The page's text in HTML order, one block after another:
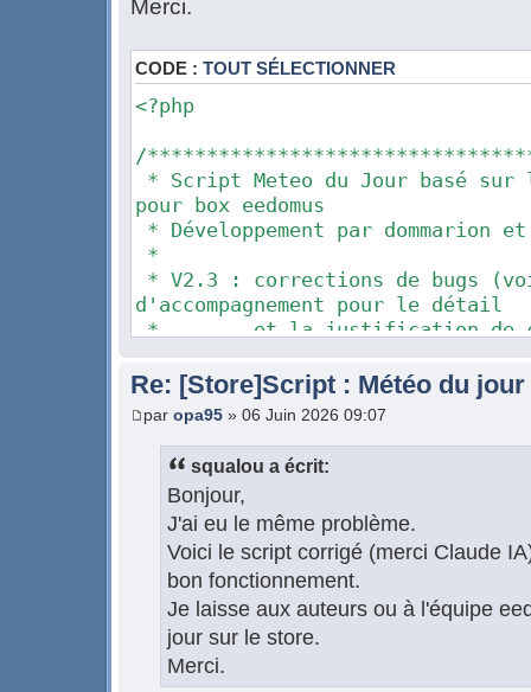
Merci.
CODE : TOUT SÉLECTIONNER
<?php
/
* Script Meteo du Jour basé sur
pour box eedomus
* Développement par dommarion
*
* V2.3 : corrections de bugs
d'accompagnement pour le détail
* et la justification de
Synthèse :
* - daily :
$is_invalid_matrice ($ manquant)
* - hourly : initialisation de
$heure_ avant la boucle
* - DJU : $old_dju
$old_data['dju']
* - mémoire : $buffername
$buffer_name
* - hourly : suppression de la
* - load/save : pas d'accès aux
quand mem=no (3 endroits)
* - sdk_formatTableauXML :
non plus le tableau global)
Re: [Store]Script : Météo du jour
par opa95 » 06 Juin 2026 09:07
squalou a écrit:
Bonjour,
J'ai eu le même problème.
Voici le script corrigé (merci Claude
bon fonctionnement.
Je laisse aux auteurs ou à l'équipe
jour sur le store.
Merci.